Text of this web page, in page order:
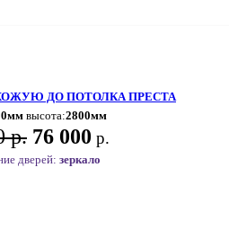
ДО ПОТОЛКА ПРЕСТА
высота:2800мм
р. 76 000 р.
дверей: зеркало